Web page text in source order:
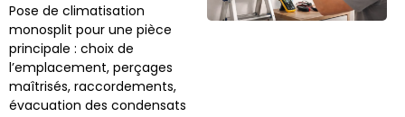
Pose de climatisation
monosplit pour une pièce
principale : choix de
l’emplacement, perçages
maîtrisés, raccordements,
évacuation des condensats